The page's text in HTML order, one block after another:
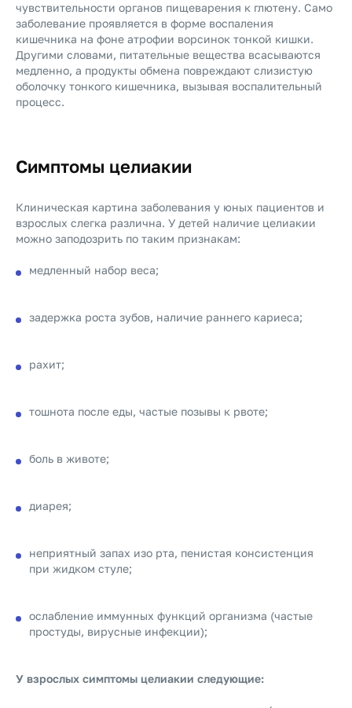
чувствительности органов пищеварения к глютену. Само
заболевание проявляется в форме воспаления
кишечника на фоне атрофии ворсинок тонкой кишки.
Другими словами, питательные вещества всасываются
медленно, а продукты обмена повреждают слизистую
оболочку тонкого кишечника, вызывая воспалительный
процесс.
Симптомы целиакии
Клиническая картина заболевания у юных пациентов и
взрослых слегка различна. У детей наличие целиакии
можно заподозрить по таким признакам:
медленный набор веса;
задержка роста зубов, наличие раннего кариеса;
рахит;
тошнота после еды, частые позывы к рвоте;
боль в животе;
диарея;
неприятный запах изо рта, пенистая консистенция
при жидком стуле;
ослабление иммунных функций организма (частые
простуды, вирусные инфекции);
У взрослых симптомы целиакии следующие: